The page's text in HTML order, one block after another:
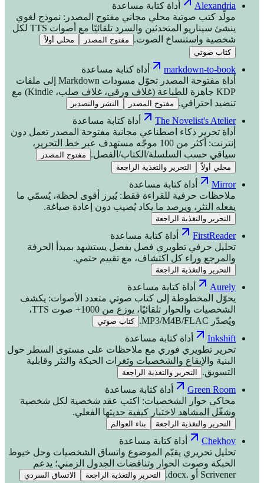
Alexandria
أداة كتابة مساعدة
مولّد كتب صوتية محلي مجاني مفتوح المصدر: نموذج لغوي
ينشئ سيناريو المتحدثين والسرد تلقائيًا مع أصوات TTS لكل
شخصية واستنساخ الصوت.
مفتوح المصدر
محلي أولاً
كتاب صوتي
markdown-to-book
أداة كتابة مساعدة
أداة مفتوحة المصدر تحوّل مسودات Markdown إلى ملفات
KDP جاهزة للطباعة (غلاف ورقي، غلاف صلب، Kindle) مع
تنضيد احترافي.
مفتوح المصدر النشر والتصدير
The Novelist's Atelier
أداة كتابة مساعدة
أداة تحرير ذكاء اصطناعي مجانية مفتوحة المصدر تعمل دون
إنترنت: أكثر من 100 موجّه مستهدف عبر خط التحرير،
سياقي حسب السلسلة/الكتاب/الفصل.
مفتوح المصدر
محلي أولاً
التحرير والتغذية الراجعة
Mirror
أداة كتابة مساعدة
ملاحظات حرفية للقراءة فقط: يُبرز أقوى لحظة، يُسمّي ما
يفعله النثر، ويرصد ما يكاد يُصيب دون إعادة صياغة.
التحرير والتغذية الراجعة
FirstReader
أداة كتابة مساعدة
تحليل حرفي تطويري فصل بفصل يستشهد بمبدأ الحرفة
والمرجع وراء كل اكتشاف، مع تقييم حتمي.
التحرير والتغذية الراجعة
Aurely
أداة كتابة مساعدة
يحوّل المخطوطة إلى كتاب صوتي متعدد الأصوات: يكشف
الشخصيات والحوار تلقائيًا، يوزع من 1000+ صوت TTS،
ويُصدّر MP3/M4B/FLAC.
كتاب صوتي
Inkshift
أداة كتابة مساعدة
تحرير تطويري فوري مع ملاحظات على مستوى السطر حول
البنية والإيقاع والشخصيات وثغرات الحبكة والنثر وقابلية
التسويق.
التحرير والتغذية الراجعة
Green Room
أداة كتابة مساعدة
محاكي حوار الشخصيات: اكتب عقد شخصية لكل شخصية
وشغّل المشاهد لاختبار كيفية حديثها الفعلي.
التحرير والتغذية الراجعة بناء العوالم
Chekhov
أداة كتابة مساعدة
تحليل تحريري يقيّم الموضوع واتساق الشخصيات وحل خيوط
الحبكة وصوت الحوار وتناقضات الجدول الزمني؛ يدعم
Scrivener أو .docx.
التحرير والتغذية الراجعة الاتساق السردي